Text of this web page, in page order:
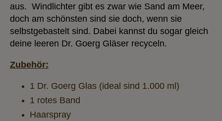
aus. Windlichter gibt es zwar wie Sand am Meer,
doch am schönsten sind sie doch, wenn sie
selbstgebastelt sind. Dabei kannst du sogar gleich
deine leeren Dr. Goerg Gläser recyceln.
Zubehör:
1 Dr. Goerg Glas (ideal sind 1.000 ml)
1 rotes Band
Haarspray